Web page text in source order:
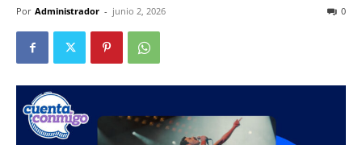
Por Administrador - junio 2, 2026 0